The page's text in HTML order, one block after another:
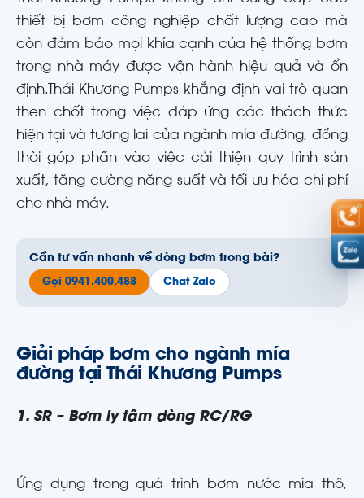
thiết bị bơm công nghiệp chất lượng cao mà
còn đảm bảo mọi khía cạnh của hệ thống bơm
trong nhà máy được vận hành hiệu quả và ổn
định. Thái Khương Pumps khẳng định vai trò quan
then chốt trong việc đáp ứng các thách thức
hiện tại và tương lai của ngành mía đường, đồng
thời góp phần vào việc cải thiện quy trình sản
xuất, tăng cường năng suất và tối ưu hóa chi phí
cho nhà máy.
Cần tư vấn nhanh về dòng bơm trong bài?
Gọi 0941.400.488 Chat Zalo
Giải pháp bơm cho ngành mía
đường tại Thái Khương Pumps
1. SR – Bơm ly tâm dòng RC/RG
Ứng dụng trong quá trình bơm nước mía thô,